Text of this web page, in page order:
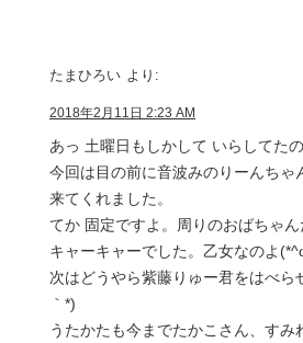
たまひろい より:
2018年2月11日 2:23 AM
あっ 土曜日もしかして いらしてた
今回は目の前に音波みのりーんちゃ
来てくれました。
てか 固定ですよ。周りのおばちゃん
キャーキャーでした。乙女なのよ
次はどうやら紫藤りゅー君をはべら
｀*)
うたかたも今までたかこさん、すみ